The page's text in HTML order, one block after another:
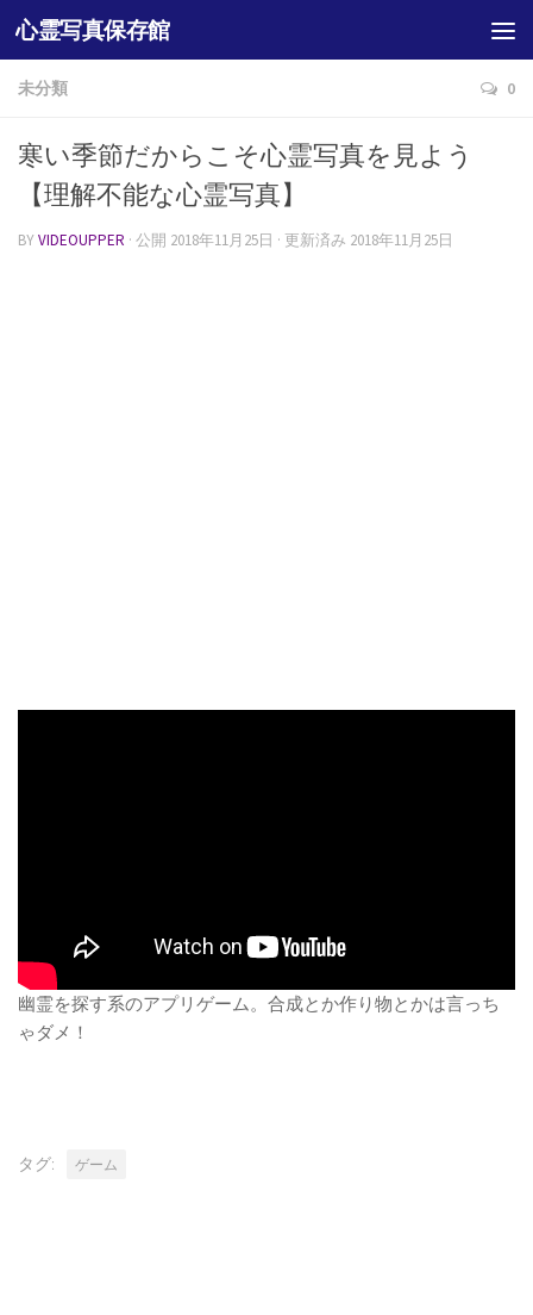
心霊写真保存館
未分類 0
寒い季節だからこそ心霊写真を見よう
【理解不能な心霊写真】
BYVIDEOUPPER · 公開 2018年11月25日 · 更新済み 2018年11月25日
幽霊を探す系のアプリゲーム。合成とか作り物とかは言っち
ゃダメ！
タグ: ゲーム